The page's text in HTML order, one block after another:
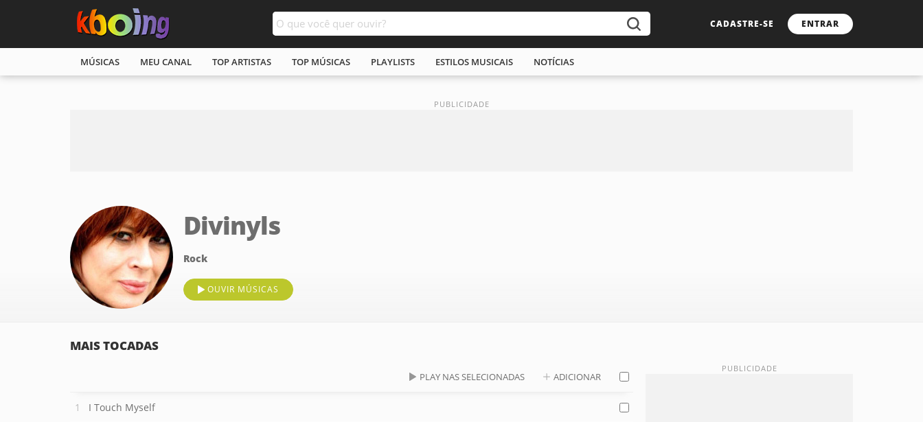
CADASTRE-SE ENTRAR
MÚSICAS MEU CANAL TOP ARTISTAS TOP MÚSICAS PLAYLISTS ESTILOS MUSICAIS NOTÍCIAS
Divinyls
Rock
OUVIR MÚSICAS
MAIS TOCADAS
PLAY NAS SELECIONADAS ADICIONAR
I Touch Myself